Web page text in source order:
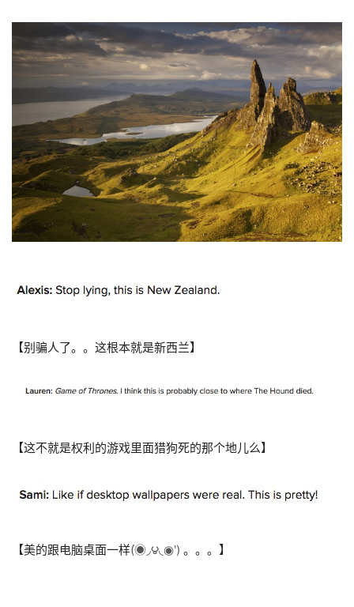
【别骗人了。。这根本就是新西兰】
【这不就是权利的游戏里面猎狗死的那个地儿么】
【美的跟电脑桌面一样(́◉◞౪◟◉‵) 。。。】